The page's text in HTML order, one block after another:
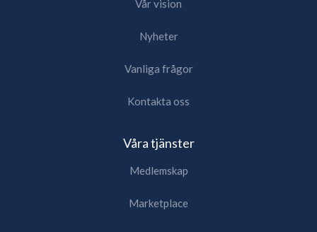
Vår vision
Nyheter
Vanliga frågor
Kontakta oss
Våra tjänster
Medlemskap
Marketplace